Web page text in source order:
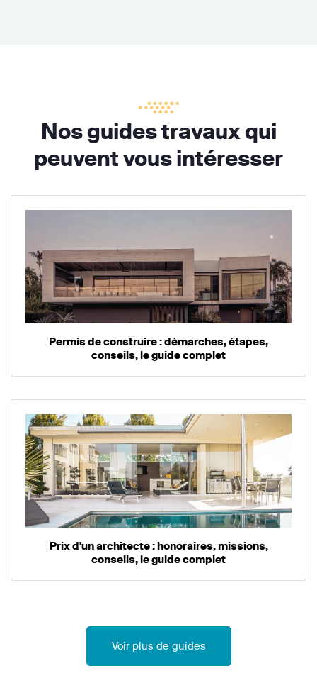
Nos guides travaux qui
peuvent vous intéresser
Permis de construire : démarches, étapes,
conseils, le guide complet
Prix d'un architecte : honoraires, missions,
conseils, le guide complet
Voir plus de guides